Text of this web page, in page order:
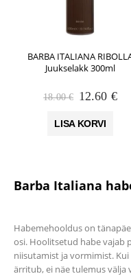
BARBA ITALIANA
Juukselakk 300ml
18.00€ Algne
oli:
12.60 €
LISA KORVI
Barba Italiana
Habemehooldus on
osi. Hoolitsetud habe vajab
niisutamist ja vormimist.
ärritub, ei näe tulemus välja